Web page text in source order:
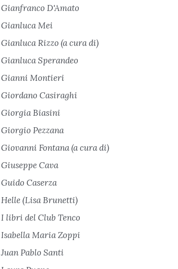
Gianfranco D'Amato
Gianluca Mei
Gianluca Rizzo (a cura di)
Gianluca Sperandeo
Gianni Montieri
Giordano Casiraghi
Giorgia Biasini
Giorgio Pezzana
Giovanni Fontana (a cura di)
Giuseppe Cava
Guido Caserza
Helle (Lisa Brunetti)
I libri del Club Tenco
Isabella Maria Zoppi
Juan Pablo Santi